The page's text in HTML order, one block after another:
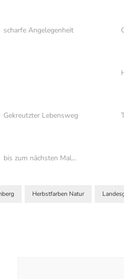
scharfe Angelegenheit
Gekreutzter Lebensweg
bis zum nächsten Mal…
Herbstfarben Natur